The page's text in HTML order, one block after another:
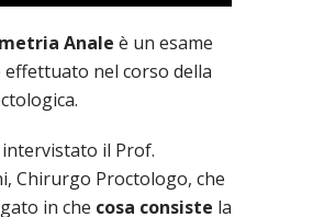
Anale è un esame
effettuato nel corso della
il Prof.
Chirurgo Proctologo, che
in che cosa consiste la